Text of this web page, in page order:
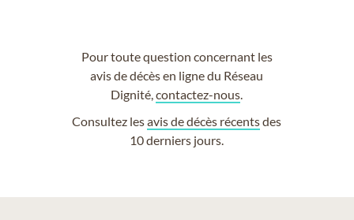
Pour toute question concernant les
avis de décès en ligne du Réseau
Dignité,contactez-nous
Consultez lesavis de décès récentsdes
10 derniers jours.